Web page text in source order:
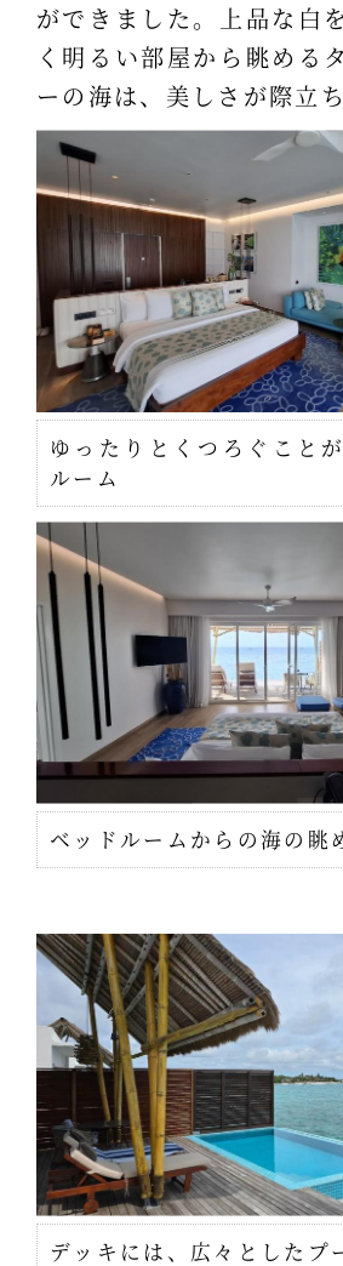
ができました。上品な白
く明るい部屋から眺める
ーの海は、美しさが際立ち
ゆったりとくつろぐこと
ルーム
ベッドルームからの海の眺
デッキには、広々としたプ